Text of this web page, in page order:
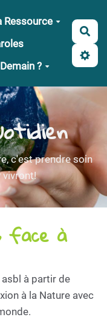
Ressource
?
c'est prendre soin
vivront!
face à
à partir de
à la Nature avec